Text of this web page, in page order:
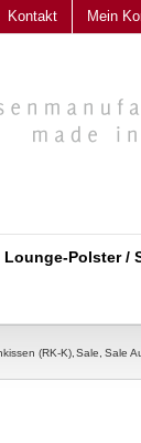
Kontakt Mein
Lounge-Polster /
(RK-K) Sale Sale